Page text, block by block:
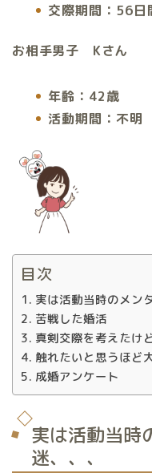
交際期間：56日
お相手男子 Kさん
年齢：42歳
活動期間：不明
目次
実は活動当時のメン
苦戦した婚活
真剣交際を考えたけ
触れたいと思うほど
成婚アンケート
実は活動当時
迷、、、